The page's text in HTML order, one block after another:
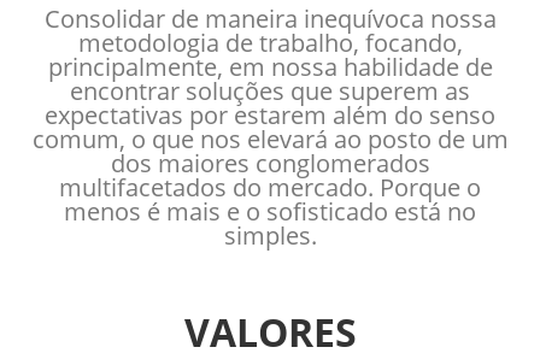
Consolidar de maneira inequívoca nossa
metodologia de trabalho, focando,
principalmente, em nossa habilidade de
encontrar soluções que superem as
expectativas por estarem além do senso
comum, o que nos elevará ao posto de um
dos maiores conglomerados
multifacetados do mercado. Porque o
menos é mais e o sofisticado está no
simples.
VALORES